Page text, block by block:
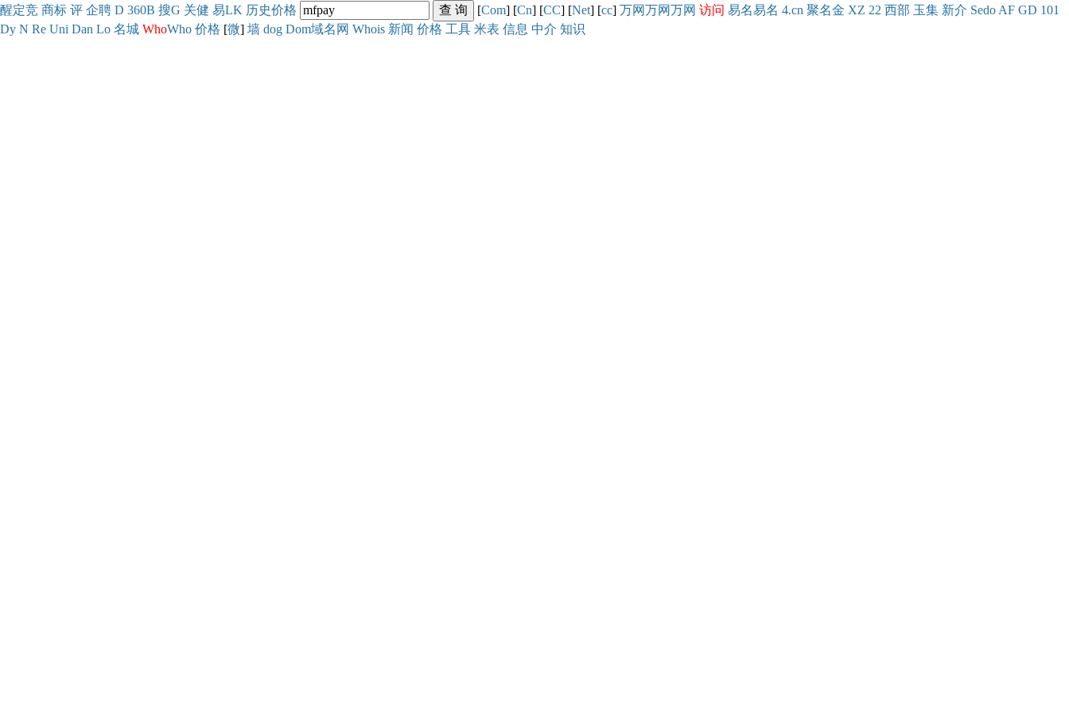
醒定竞 商标 评 企聘 D 360B 搜G 关健 易LK 历史价格 [Com] [Cn] [CC] [Net] [cc] 万网万网万网 访问 易名易名 4.cn 聚名金 XZ 22 西部 玉集 新介 Sedo AF GD 101
Dy N Re Uni Dan Lo 名城 WhoWho 价格 [微] 墙 dog Dom域名网 Whois 新闻 价格 工具 米表 信息 中介 知识